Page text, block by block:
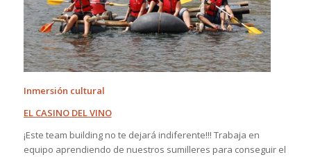
Inmersión cultural
EL CASINO DEL VINO
¡Este team building no te dejará indiferente!!! Trabaja en
equipo aprendiendo de nuestros sumilleres para conseguir el